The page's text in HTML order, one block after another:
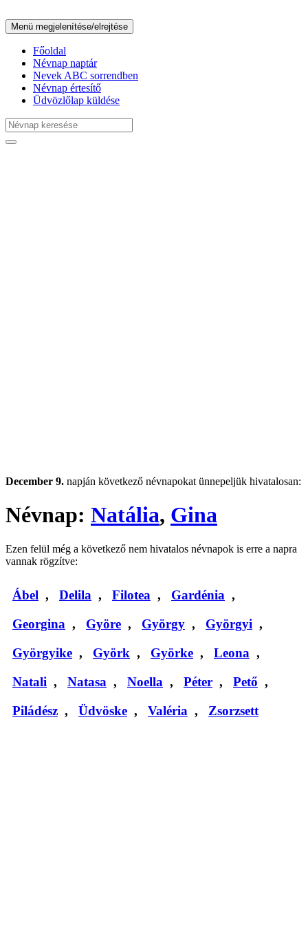
Menü megjelenítése/elrejtése
Főoldal
Névnap naptár
Nevek ABC sorrendben
Névnap értesítő
Üdvözlőlap küldése
December 9. napján következő névnapokat ünnepeljük hivatalosan:
Névnap: Natália, Gina
Ezen felül még a következő nem hivatalos névnapok is erre a napra
vannak rögzítve:
Ábel , Delila , Filotea , Gardénia ,
Georgina , Györe , György , Györgyi ,
Györgyike , Györk , Györke , Leona ,
Natali , Natasa , Noella , Péter , Pető ,
Piládész , Üdvöske , Valéria , Zsorzsett